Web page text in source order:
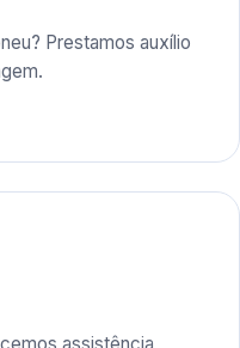
Prestamos auxílio